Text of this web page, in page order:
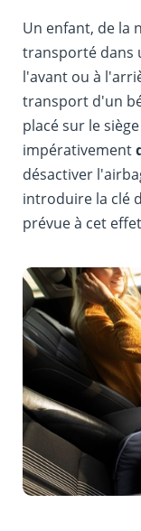
Un enfant, de la
transporté dans
l'avant ou à
transport d'un
placé sur le
impérativement
désactiver
introduire la clé
prévue à cet